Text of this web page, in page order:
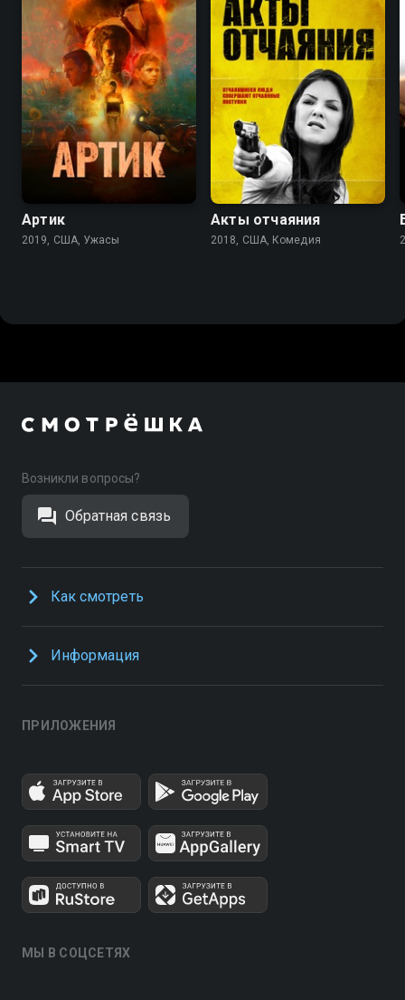
4.3
Артик
2019, США, Ужасы
5.6
Акты отчаяния
2018, США, Комедия
Возникли вопросы?
Обратная связь
Как смотреть
Информация
ПРИЛОЖЕНИЯ
МЫ В СОЦСЕТЯХ